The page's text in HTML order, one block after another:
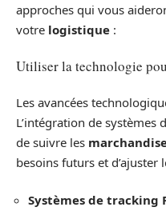
approches qui vous
votre logistique :
Utiliser la technologie
Les avancées
L’intégration de systèmes
de suivre les
besoins futurs et d’ajuster
Systèmes de tracking